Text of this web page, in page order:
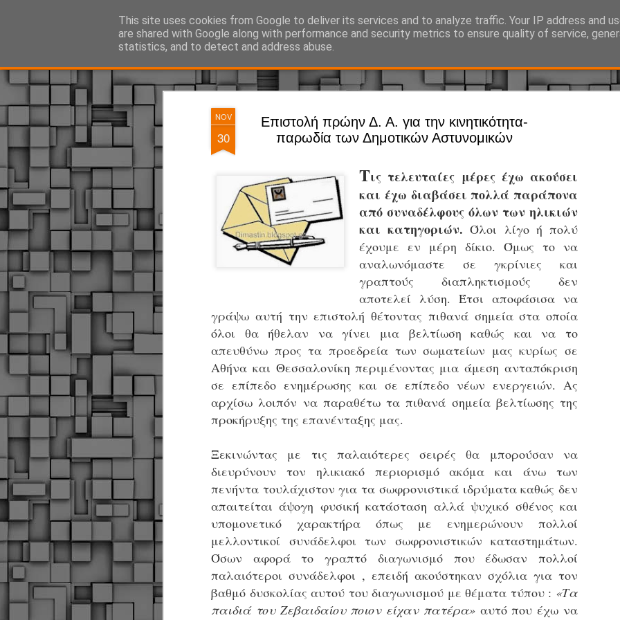
NOV
30
Eπιστολή πρώην Δ. Α. για την κινητικότητα-
παρωδία των Δημοτικών Αστυνομικών
Τις τελευταίες μέρες έχω ακούσει
και έχω διαβάσει πολλά παράπονα
από συναδέλφους όλων των ηλικιών
και κατηγοριών. Όλοι λίγο ή πολύ
έχουμε εν μέρη δίκιο. Όμως το να
αναλωνόμαστε σε γκρίνιες και
γραπτούς διαπληκτισμούς δεν
αποτελεί λύση. Έτσι αποφάσισα να
γράψω αυτή την επιστολή θέτοντας πιθανά σημεία στα οποία
όλοι θα ήθελαν να γίνει μια βελτίωση καθώς και να το
απευθύνω προς τα προεδρεία των σωματείων μας κυρίως σε
Αθήνα και Θεσσαλονίκη περιμένοντας μια άμεση ανταπόκριση
σε επίπεδο ενημέρωσης και σε επίπεδο νέων ενεργειών. Ας
αρχίσω λοιπόν να παραθέτω τα πιθανά σημεία βελτίωσης της
προκήρυξης της επανένταξης μας.
Ξεκινώντας με τις παλαιότερες σειρές θα μπορούσαν να
διευρύνουν τον ηλικιακό περιορισμό ακόμα και άνω των
πενήντα τουλάχιστον για τα σωφρονιστικά ιδρύματα καθώς δεν
απαιτείται άψογη φυσική κατάσταση αλλά ψυχικό σθένος και
υπομονετικό χαρακτήρα όπως με ενημερώνουν πολλοί
μελλοντικοί συνάδελφοι των σωφρονιστικών καταστημάτων.
Όσων αφορά το γραπτό διαγωνισμό που έδωσαν πολλοί
παλαιότεροι συνάδελφοι , επειδή ακούστηκαν σχόλια για τον
βαθμό δυσκολίας αυτού του διαγωνισμού με θέματα τύπου : «Τα
παιδιά του Ζεβαιδαίου ποιον είχαν πατέρα»αυτό που έχω να
This site uses cookies from Google to deliver its services and to analyze traffic. Your IP address and
are shared with Google along with performance and security metrics to ensure quality of service,
statistics, and to detect and address abuse.
ΔΗΜΟΤΙΚΗ ΑΣΤΥΝΟΜΙΑ, τα νέα! Ό, τι συμβαίνει γύρω από τη Δημοτική Αστυνομία, την τοπική
JUL
Ξεκινά επίσημα η
Η Δημοτική Αστυνομία
καθώς από την 1η
επιχειρησιακή
παρουσία του Δήμου
χώρους.
Η νέα υπηρεσία θα
εκπαιδευμένους
ήδη ολοκληρώσει την
είναι έτοιμοι να
Στο πλαίσιο της
ολοκαίνουργια
τις περιπολίες και τις
στελεχών της υπηρεσίας.
JUN
Δήμος Κοζάνης :
Αναμνηστικά
JUN
Απολογισμός των
ελέγχων σε ιδιοκτήτες
Δημοτική Αστυνομία
Θεσσαλονίκης: Ένταση